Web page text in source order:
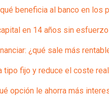
beneficia al banco en los
en 14 años sin
¿qué sale más
tipo fijo y reduce el coste
opción le ahorra más